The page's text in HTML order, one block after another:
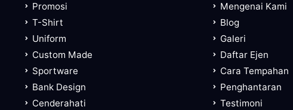
Promosi
T-Shirt
Uniform
Custom Made
Sportware
Bank Design
Cenderahati
Mengenai Kami
Blog
Galeri
Daftar Ejen
Cara Tempahan
Penghantaran
Testimoni